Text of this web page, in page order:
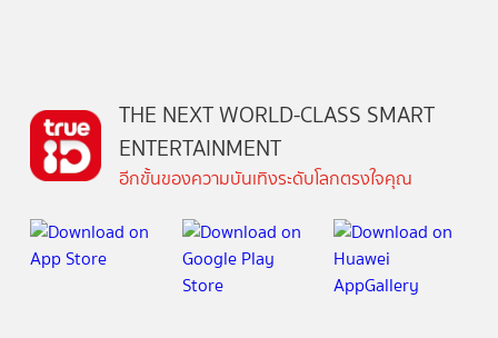
THE NEXT WORLD-CLASS SMART
ENTERTAINMENT
อีกขั้นของความบันเทิงระดับโลกตรงใจคุณ